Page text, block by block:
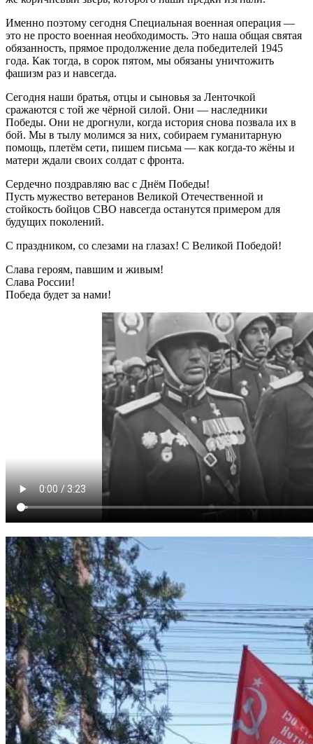
Именно поэтому сегодня Специальная военная операция —
это не просто военная необходимость. Это наша общая святая
обязанность, прямое продолжение дела победителей 1945
года. Как тогда, в сорок пятом, мы обязаны уничтожить
фашизм раз и навсегда.
Сегодня наши братья, отцы и сыновья за Ленточкой
сражаются с той же чёрной силой. Они — наследники
Победы. Они не дрогнули, когда история снова позвала их в
бой. Мы в тылу молимся за них, собираем гуманитарную
помощь, плетём сети, пишем письма — как когда-то жёны и
матери ждали своих солдат с фронта.
Сердечно поздравляю вас с Днём Победы!
Пусть мужество ветеранов Великой Отечественной и
стойкость бойцов СВО навсегда останутся примером для
будущих поколений.
С праздником, со слезами на глазах! С Великой Победой!
Слава героям, павшим и живым!
Слава России!
Победа будет за нами!